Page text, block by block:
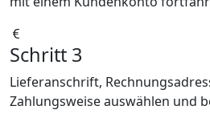
Schritt 3
Lieferanschrift,
Zahlungsweise auswählen und